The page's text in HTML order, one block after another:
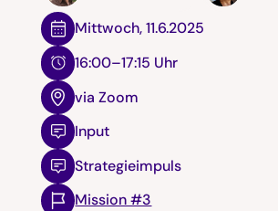
Mittwoch,11.6.2025
16:00–17:15 Uhr
via Zoom
Input
Strategieimpuls
Mission #3